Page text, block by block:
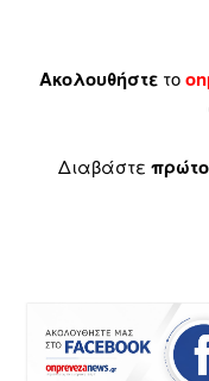
Ακολουθήστε το
Διαβάστε